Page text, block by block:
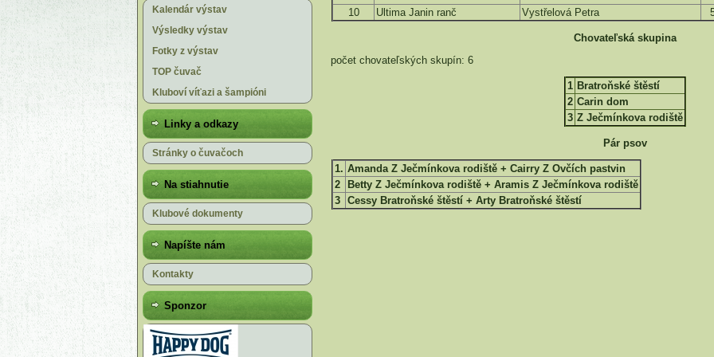
Kalendár výstav
Výsledky výstav
Fotky z výstav
TOP čuvač
Kluboví víťazi a šampióni
Linky a odkazy
Stránky o čuvačoch
Na stiahnutie
Klubové dokumenty
Napíšte nám
Kontakty
Sponzor
10
Ultima Janin ranč Vystřelová Petra
Chovateľská skupina
počet chovateľských skupín: 6
1 Bratroňské štěstí
2 Carin dom
3 Z Ječmínkova rodiště
Pár psov
1. Amanda Z Ječmínkova rodiště + Cairry Z Ovčích pastvin
2
Betty Z Ječmínkova rodiště + Aramis Z Ječmínkova rodiště
3 Cessy Bratroňské štěstí + Arty Bratroňské štěstí